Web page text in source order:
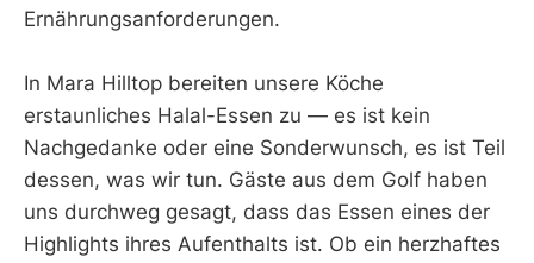
Ernährungsanforderungen.
In Mara Hilltop bereiten unsere Köche
erstaunliches Halal-Essen zu — es ist kein
Nachgedanke oder eine Sonderwunsch, es ist Teil
dessen, was wir tun. Gäste aus dem Golf haben
uns durchweg gesagt, dass das Essen eines der
Highlights ihres Aufenthalts ist. Ob ein herzhaftes